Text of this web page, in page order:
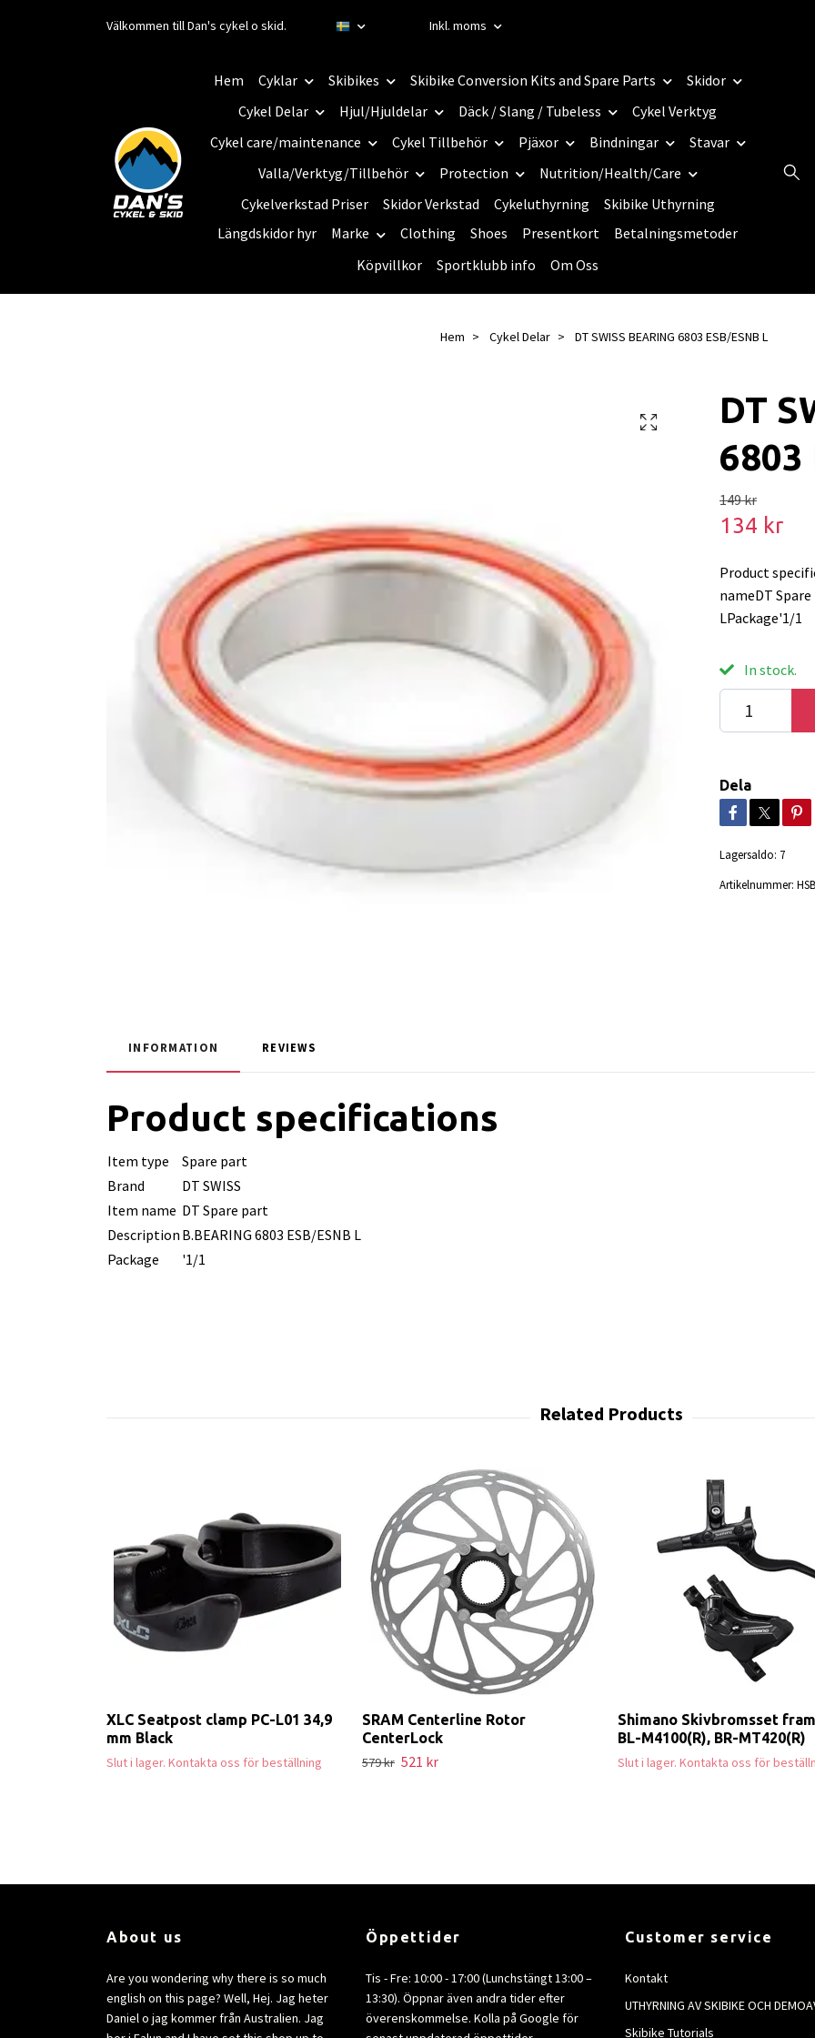
Välkommen till Dan's cykel o skid. Inkl. moms
Hem Cyklar Skibikes Skibike Conversion Kits and Spare Parts
Skidor
Cykel Delar
Hjul/Hjuldelar Däck / Slang / Tubeless
Cykel Verktyg
Cykel care/maintenance
Cykel Tillbehör Pjäxor Bindningar
Stavar
Valla/Verktyg/Tillbehör
Protection
Nutrition/Health/Care
Cykelverkstad Priser
Skidor Verkstad Cykeluthyrning
Skibike Uthyrning
Längdskidor hyr
Marke Clothing Shoes Presentkort
Betalningsmetoder
Köpvillkor
Sportklubb info Om Oss
Hem Cykel Delar DT SWISS BEARING 6803 ESB/ESNB L
DT
6803
149 kr
134 kr
Product
nameDT
LPackage'1/1
In stock.
Dela
Lagersaldo: 7
Artikelnummer:
INFORMATION REVIEWS
Product specifications
Item type
Spare part
Brand
DT SWISS
Item name DT Spare part
Description B.BEARING 6803 ESB/ESNB L
Package
'1/1
XLC Seatpost clamp PC-L01 34,9
mm Black
Slut i lager. Kontakta oss för beställning
SRAM Centerline Rotor
CenterLock
579 kr 521 kr
Shimano Skivbromsset
BL-M4100(R), BR-MT420(R)
Slut i lager. Kontakta oss för
About us
Are you wondering why there is so much
english on this page? Well, Hej. Jag heter
Daniel o jag kommer från Australien. Jag
Öppettider
Tis - Fre: 10:00 - 17:00 (Lunchstängt 13:00 –
13:30). Öppnar även andra tider efter
överenskommelse. Kolla på Google för
Customer service
Kontakt
UTHYRNING AV SKIBIKE OCH
Skibike Tutorials